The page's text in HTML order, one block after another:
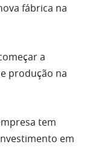
fábrica na
a
produção na
tem
em